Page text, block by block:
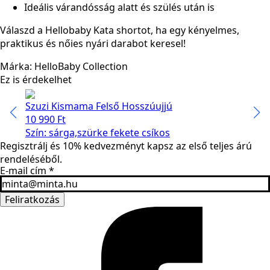
Ideális várandósság alatt és szülés után is
Válaszd a Hellobaby Kata shortot, ha egy kényelmes,
praktikus és nőies nyári darabot keresel!
Márka: HelloBaby Collection
Ez is érdekelhet
Szuzi Kismama Felső Hosszúujjú
10 990 Ft
Szín: sárga,szürke fekete csíkos
18
Regisztrálj és 10% kedvezményt kapsz az első teljes árú
rendeléséből.
E-mail cím *
Feliratkozás